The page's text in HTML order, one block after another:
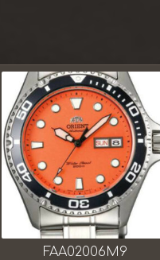
FAA02006M9